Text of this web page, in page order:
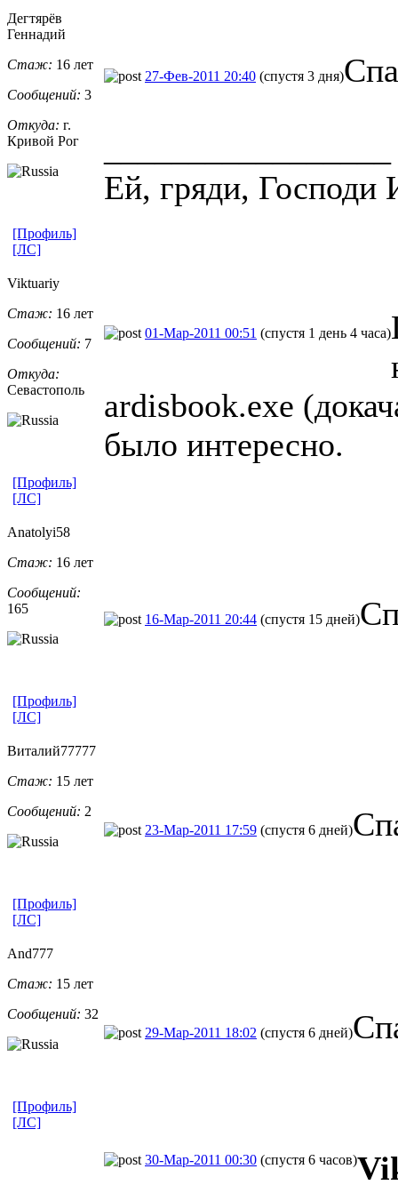
Дегтярёв
Геннадий
Стаж: 16 лет
Сообщений: 3
Откуда: г.
Кривой Рог
27-Фев-2011 20:40 (спустя 3 дня)
Ей, гряди, Господи
[Профиль]
[ЛС]
Viktuariy
Стаж: 16 лет
Сообщений: 7
Откуда:
Севастополь
01-Мар-2011 00:51 (спустя 1 день 4 часа)
ardisbook.exe
было интересно.
[Профиль]
[ЛС]
Anatolyi58
Стаж: 16 лет
Сообщений:
165
16-Мар-2011 20:44 (спустя 15 дней)
[Профиль]
[ЛС]
Виталий77777
Стаж: 15 лет
Сообщений: 2
23-Мар-2011 17:59 (спустя 6 дней)
[Профиль]
[ЛС]
And777
Стаж: 15 лет
Сообщений: 32
29-Мар-2011 18:02 (спустя 6 дней)
[Профиль]
[ЛС]
30-Мар-2011 00:30 (спустя 6 часов)